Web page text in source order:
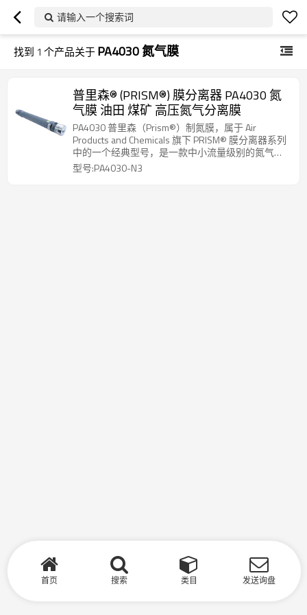
请输入一个搜索词
找到 1 个产品关于PA4030 氮气膜
普里森® (PRISM®) 膜分离器 PA4030 氮
气膜 油田 煤矿 高压氮气分离膜
PA4030 普里森（Prism®）制氮膜，属于 Air
Products and Chemicals 旗下 PRISM® 膜分离器系列
中的一个经典型号，是一款中小流量级别的氮气膜
组件，常用于 OEM 制氮系统。
型号:PA4030-N3
首页 搜索 类目 发送询盘